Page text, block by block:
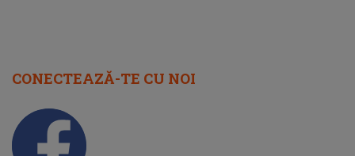
CONECTEAZĂ-TE CU NOI